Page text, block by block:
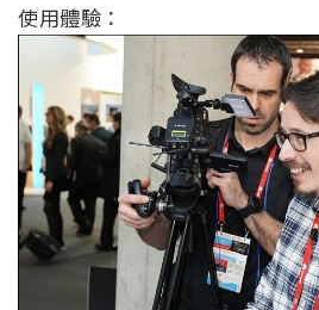
使用體驗：